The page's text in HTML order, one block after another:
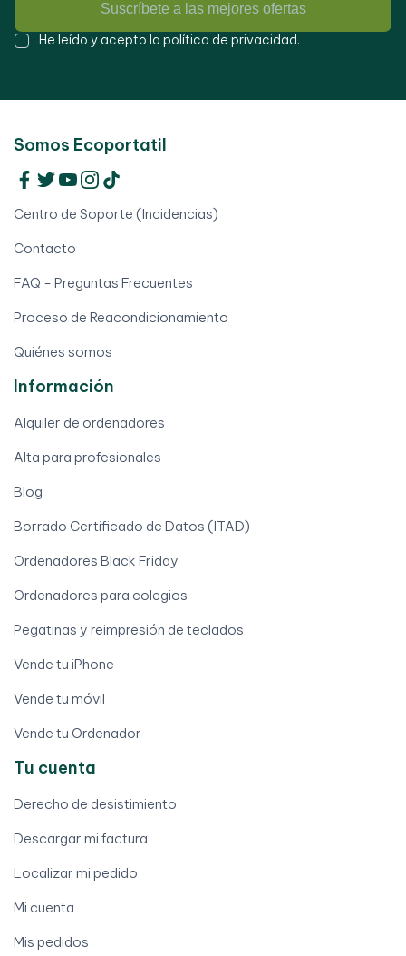
Suscríbete a las mejores ofertas
He leído y acepto la política de privacidad.
Somos Ecoportatil
Centro de Soporte (Incidencias)
Contacto
FAQ - Preguntas Frecuentes
Proceso de Reacondicionamiento
Quiénes somos
Información
Alquiler de ordenadores
Alta para profesionales
Blog
Borrado Certificado de Datos (ITAD)
Ordenadores Black Friday
Ordenadores para colegios
Pegatinas y reimpresión de teclados
Vende tu iPhone
Vende tu móvil
Vende tu Ordenador
Tu cuenta
Derecho de desistimiento
Descargar mi factura
Localizar mi pedido
Mi cuenta
Mis pedidos